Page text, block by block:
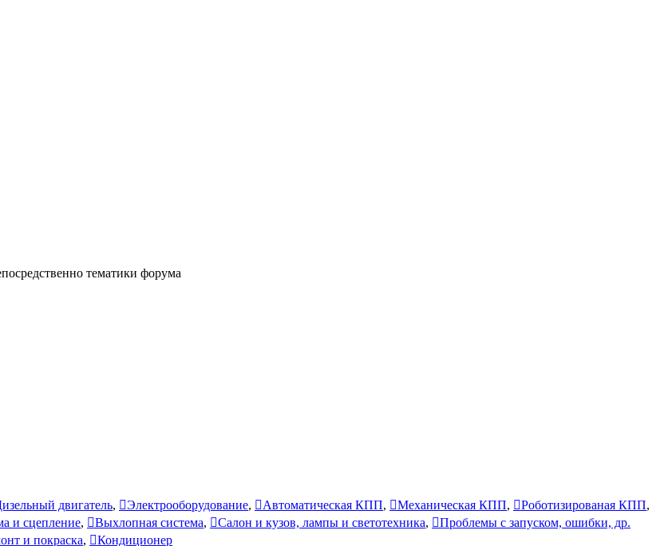
тематики форума
двигатель, Электрооборудование, Автоматическая КПП, Механическая КПП, Роботизированая КПП,
и сцепление, Выхлопная система, Салон и кузов, лампы и светотехника,
Проблемы с запуском, ошибки, др.
и покраска,
Кондиционер